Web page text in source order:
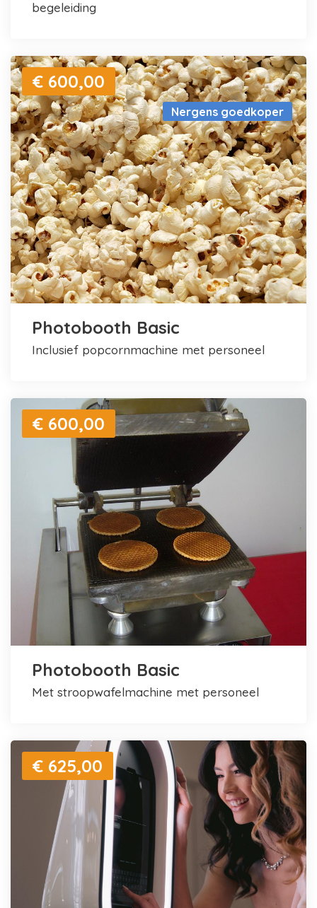
begeleiding
Nergens goedkoper
€ 600,00
Photobooth Basic
inclusief popcornmachine met personeel
€ 600,00
Photobooth Basic
met stroopwafelmachine met personeel
€ 625,00